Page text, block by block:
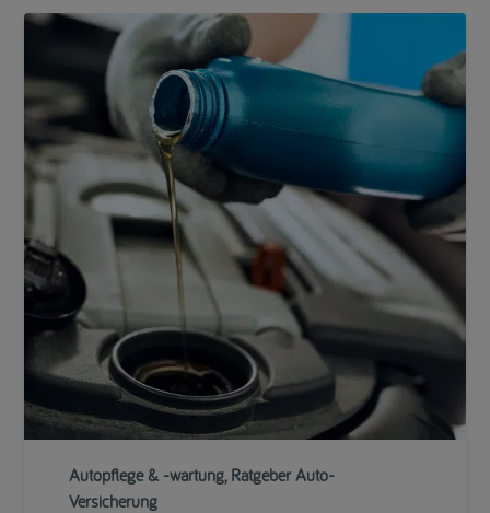
Autopflege & -wartung, Ratgeber Auto-
Versicherung